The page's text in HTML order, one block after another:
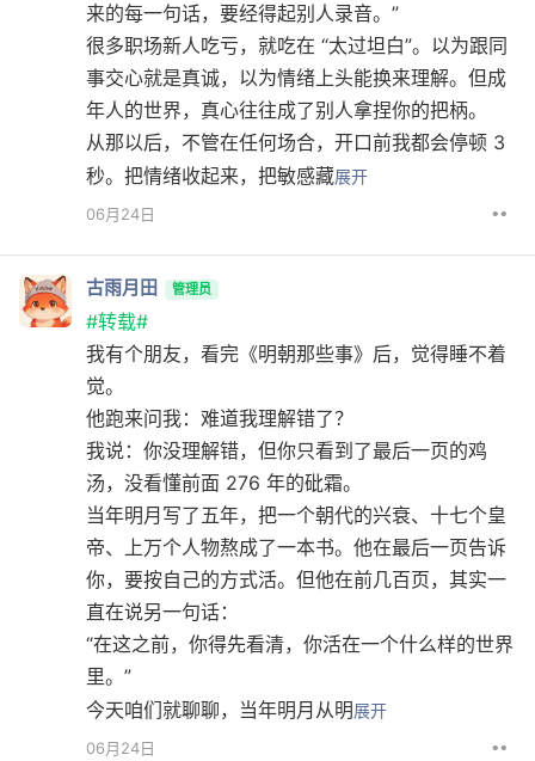
来的每一句话，要经得起别人录音。”
很多职场新人吃亏，就吃在 “太过坦白”。以为跟同
事交心就是真诚，以为情绪上头能换来理解。但成
年人的世界，真心往往成了别人拿捏你的把柄。
从那以后，不管在任何场合，开口前我都会停顿 3
秒。把情绪收起来，把敏感藏展开
06月24日
••
古雨月田 管理员
#转载#
我有个朋友，看完《明朝那些事》后，觉得睡不着
觉。
他跑来问我：难道我理解错了？
我说：你没理解错，但你只看到了最后一页的鸡
汤，没看懂前面 276 年的砒霜。
当年明月写了五年，把一个朝代的兴衰、十七个皇
帝、上万个人物熬成了一本书。他在最后一页告诉
你，要按自己的方式活。但他在前几百页，其实一
直在说另一句话：
“在这之前，你得先看清，你活在一个什么样的世界
里。”
今天咱们就聊聊，当年明月从明展开
06月24日
••